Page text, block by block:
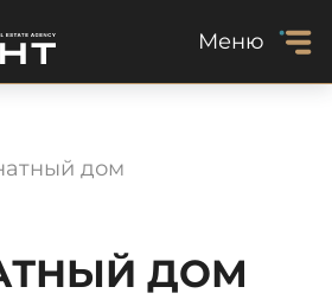
Меню
дом
ДОМ